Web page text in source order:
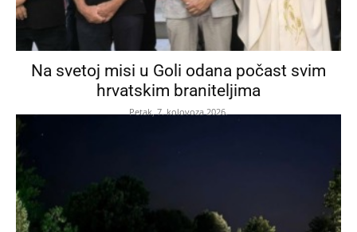
Na svetoj misi u Goli odana počast svim
hrvatskim braniteljima
Petak, 7. kolovoza 2026.